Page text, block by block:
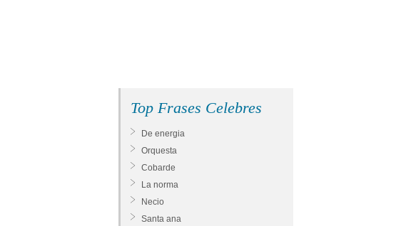
Top Frases Celebres
De energia
Orquesta
Cobarde
La norma
Necio
Santa ana